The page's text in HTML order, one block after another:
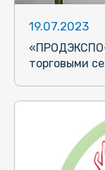
19.07.2023
торговыми